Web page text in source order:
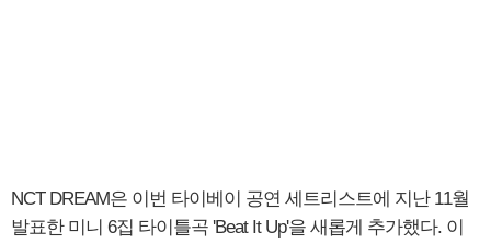
NCT DREAM은 이번 타이베이 공연 세트리스트에 지난 11월
발표한 미니 6집 타이틀곡 'Beat It Up'을 새롭게 추가했다. 이